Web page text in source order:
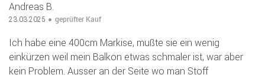
Andreas B.
23.03.2025 geprüfter Kauf
Ich habe eine 400cm Markise, mußte sie ein wenig
einkürzen weil mein Balkon etwas schmaler ist, war aber
kein Problem. Ausser an der Seite wo man Stoff